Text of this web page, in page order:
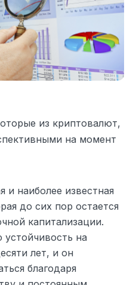
из криптовалют,
на момент
и наиболее известная
до сих пор остается
капитализации.
устойчивость на
лет, и он
благодаря